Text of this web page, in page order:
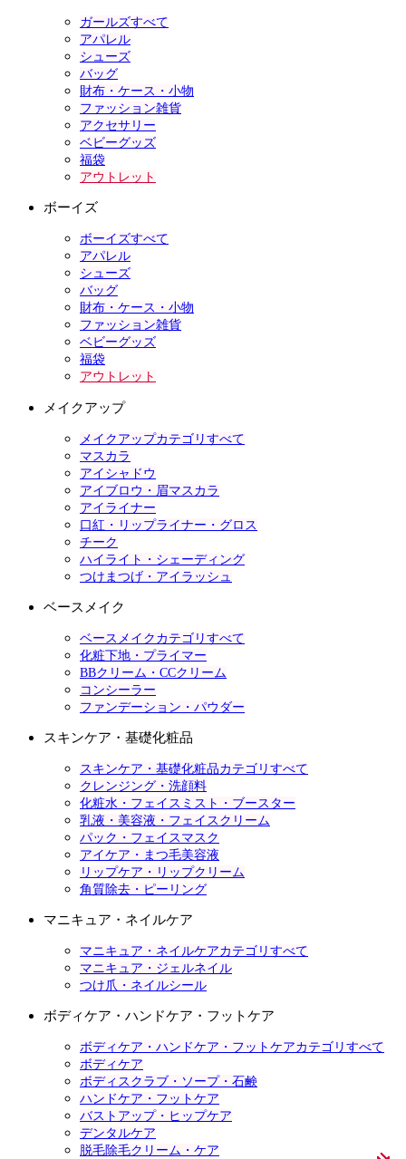
ガールズすべて
アパレル
シューズ
バッグ
財布・ケース・小物
ファッション雑貨
アクセサリー
ベビーグッズ
福袋
アウトレット
ボーイズ
ボーイズすべて
アパレル
シューズ
バッグ
財布・ケース・小物
ファッション雑貨
ベビーグッズ
福袋
アウトレット
メイクアップ
メイクアップカテゴリすべて
マスカラ
アイシャドウ
アイブロウ・眉マスカラ
アイライナー
口紅・リップライナー・グロス
チーク
ハイライト・シェーディング
つけまつげ・アイラッシュ
ベースメイク
ベースメイクカテゴリすべて
化粧下地・プライマー
BBクリーム・CCクリーム
コンシーラー
ファンデーション・パウダー
スキンケア・基礎化粧品
スキンケア・基礎化粧品カテゴリすべて
クレンジング・洗顔料
化粧水・フェイスミスト・ブースター
乳液・美容液・フェイスクリーム
パック・フェイスマスク
アイケア・まつ毛美容液
リップケア・リップクリーム
角質除去・ピーリング
マニキュア・ネイルケア
マニキュア・ネイルケアカテゴリすべて
マニキュア・ジェルネイル
つけ爪・ネイルシール
ボディケア・ハンドケア・フットケア
ボディケア・ハンドケア・フットケアカテゴリすべて
ボディケア
ボディスクラブ・ソープ・石鹸
ハンドケア・フットケア
バストアップ・ヒップケア
デンタルケア
脱毛除毛クリーム・ケア